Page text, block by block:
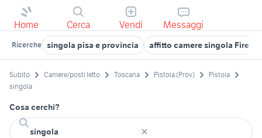
Home Cerca Vendi Messaggi
Ricerche singola pisa e provincia affitto camere singola
Subito Camere/posti letto Toscana Pistoia (Prov)
Pistoia
singola
Cosa cerchi?